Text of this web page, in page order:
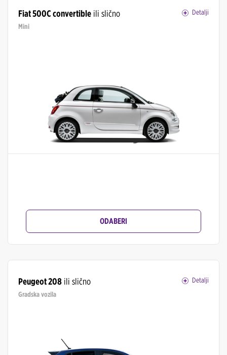
Fiat 500C convertible ili slično
Detalji
Mini
ODABERI
Peugeot 208 ili slično
Detalji
Gradska vozila